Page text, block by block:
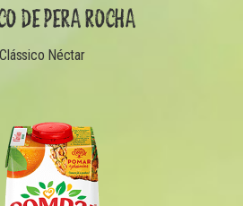
DE PERA ROCHA
Clássico Néctar